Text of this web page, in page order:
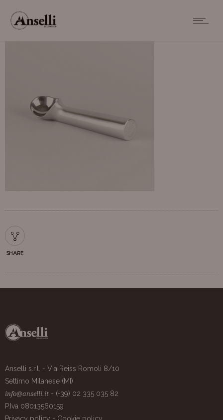
SHARE
Anselli s.r.l. - Via Reiss Romoli 8/10
Settimo Milanese (MI)
info@anselli.it - (+39) 02 335 035 82
P.Iva 08013560159